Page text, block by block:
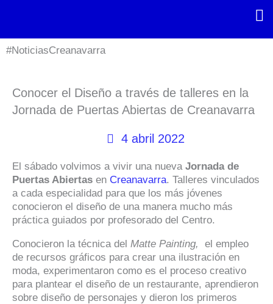
contenido
#NoticiasCreanavarra
Conocer el Diseño a través de talleres en la
Jornada de Puertas Abiertas de Creanavarra
4 abril 2022
El sábado volvimos a vivir una nueva Jornada de
Puertas Abiertas en Creanavarra. Talleres vinculados
a cada especialidad para que los más jóvenes
conocieron el diseño de una manera mucho más
práctica guiados por profesorado del Centro.
Conocieron la técnica del Matte Painting,
el empleo
de recursos gráficos para crear una ilustración en
moda, experimentaron como es el proceso creativo
para plantear el diseño de un restaurante, aprendieron
sobre diseño de personajes y dieron los primeros